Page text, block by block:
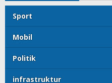
Sport
Mobil
Politik
infrastruktur